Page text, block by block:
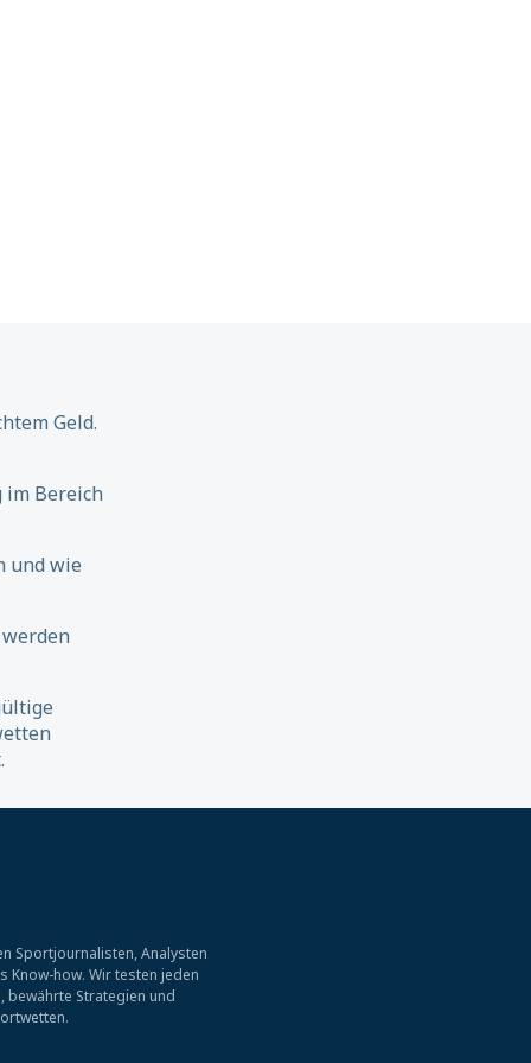
Geld.
Bereich
und wie
Sportjournalisten, Analysten
how. Wir testen jeden
bewährte Strategien und